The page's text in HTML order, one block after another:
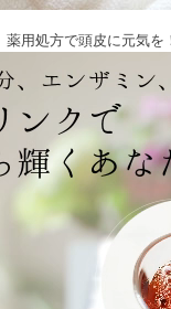
薬用処方で頭皮に元気を